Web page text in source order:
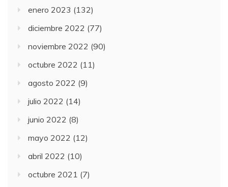
enero 2023 (132)
diciembre 2022 (77)
noviembre 2022 (90)
octubre 2022 (11)
agosto 2022 (9)
julio 2022 (14)
junio 2022 (8)
mayo 2022 (12)
abril 2022 (10)
octubre 2021 (7)